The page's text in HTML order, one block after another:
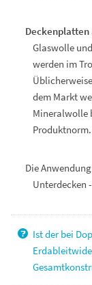
Glaswolle
werden im
dem Markt
Mineralwolle
Produktnorm.
Die
Unterdecken
Ist der bei